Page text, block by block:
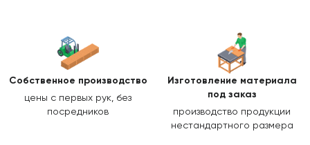
Собственное производство
цены с первых рук, без
посредников
Изготовление материала
под заказ
производство продукции
нестандартного размера